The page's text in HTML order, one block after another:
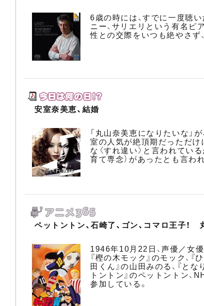
6歳の時には、すでに一度聴
ニー、サリエリという有名ピ
性との交際をいつも絶やさず
安室奈美恵、結婚
「丸山奈美恵になりたいな」
室の人気が絶頂期だっただけ
な〈すれ違い〉と言われてい
育て専念）があったとも言わ
ペットントン、石崎了、ゴン、コマロ王子！
1946年10月22日、声優／女優
『樫の木モック』のモック、
田くん』の山田みのる、『と
トントン』のペットントン、
参加している。